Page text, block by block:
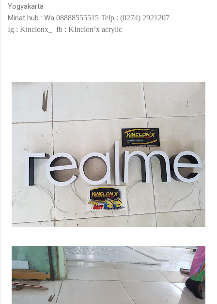
Yogyakarta
Minat hub : Wa 08888555515 Telp : (0274) 2921207
Ig : Kinclonx_
fb : KInclon’x acrylic